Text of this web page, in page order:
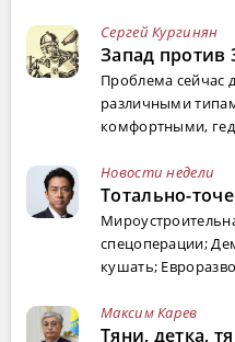
Сергей Кургинян
Запад против
Проблема сейчас
различными
комфортными,
Новости недели
Тотально-
спецоперации;
кушать;
Максим Карев
Тяни, детка,